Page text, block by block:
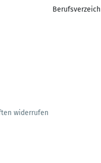
widerrufen